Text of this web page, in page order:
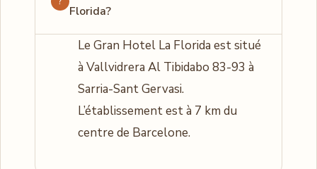
Florida?
Le Gran Hotel La Florida est situé
à Vallvidrera Al Tibidabo 83-93 à
Sarria-Sant Gervasi.
L’établissement est à 7 km du
centre de Barcelone.